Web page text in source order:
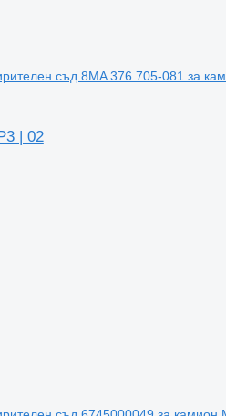
съд 8MA 376 705-081 за
| 02